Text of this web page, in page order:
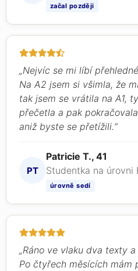
začal později
„Nejvíc se mi líbí
Na A2 jsem si všimla, že
tak jsem se vrátila na A1,
přečetla a pak
aniž byste se přetížili.“
PT
Patricie T., 41
Studentka na úrovni
úrovně sedí
„Ráno ve vlaku dva texty
Po čtyřech měsících mám